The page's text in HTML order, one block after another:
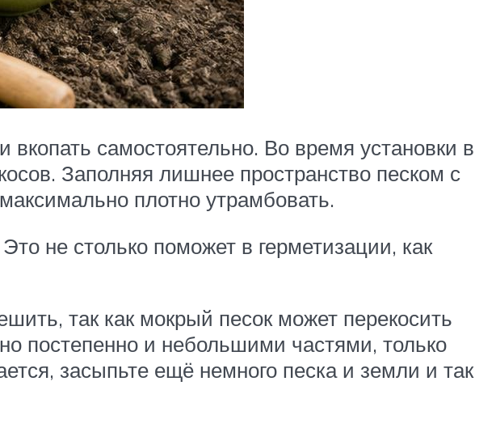
самостоятельно. Во время установки в
Заполняя лишнее пространство песком с
плотно утрамбовать.
не столько поможет в герметизации, как
так как мокрый песок может перекосить
постепенно и небольшими частями, только
засыпьте ещё немного песка и земли и так